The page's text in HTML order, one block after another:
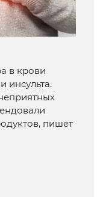
в крови
инсульта.
пишет